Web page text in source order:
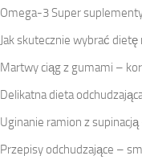
Omega-3 Super
Jak skutecznie wybrać
Martwy ciąg z gumami –
Delikatna dieta
Uginanie ramion z
Przepisy odchudzające –